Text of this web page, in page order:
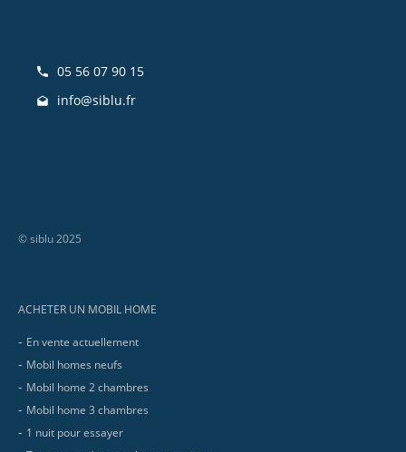
05 56 07 90 15
info@siblu.fr
© siblu 2025
ACHETER UN MOBIL HOME
En vente actuellement
Mobil homes neufs
Mobil home 2 chambres
Mobil home 3 chambres
1 nuit pour essayer